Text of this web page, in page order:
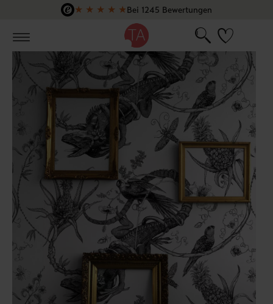
Zum Hauptinhalt springen
★ ★ ★ ★ ★Bei 1245 Bewertungen